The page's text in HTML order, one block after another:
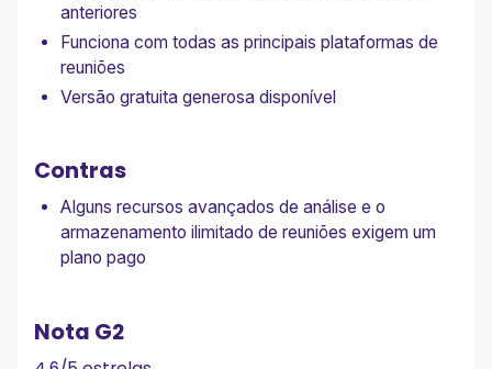
anteriores
Funciona com todas as principais plataformas de
reuniões
Versão gratuita generosa disponível
Contras
Alguns recursos avançados de análise e o
armazenamento ilimitado de reuniões exigem um
plano pago
Nota G2